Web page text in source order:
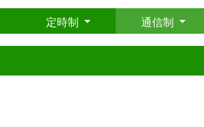
定時制 通信制